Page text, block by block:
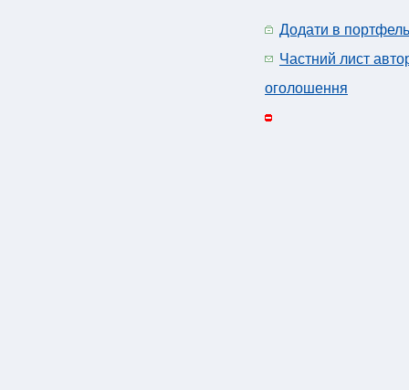
Додати в портфель
Частний лист
оголошення